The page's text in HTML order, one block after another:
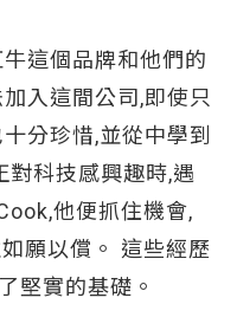
這個品牌和他們的
入這間公司,即使只
分珍惜,並從中學到
對科技感興趣時,遇
他便抓住機會,
願以償。 這些經歷
堅實的基礎。